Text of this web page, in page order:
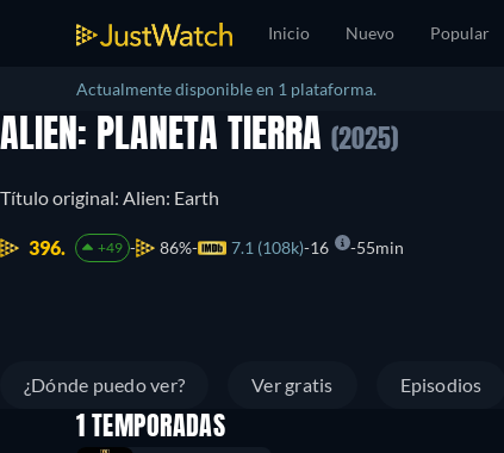
Inicio Nuevo Popular
Actualmente disponible en 1 plataforma.
ALIEN: PLANETA TIERRA (2025)
Título original: Alien: Earth
396. +49 86% 7.1 (108k) 16 55min
¿Dónde puedo ver? Ver gratis Episodios
1 TEMPORADAS